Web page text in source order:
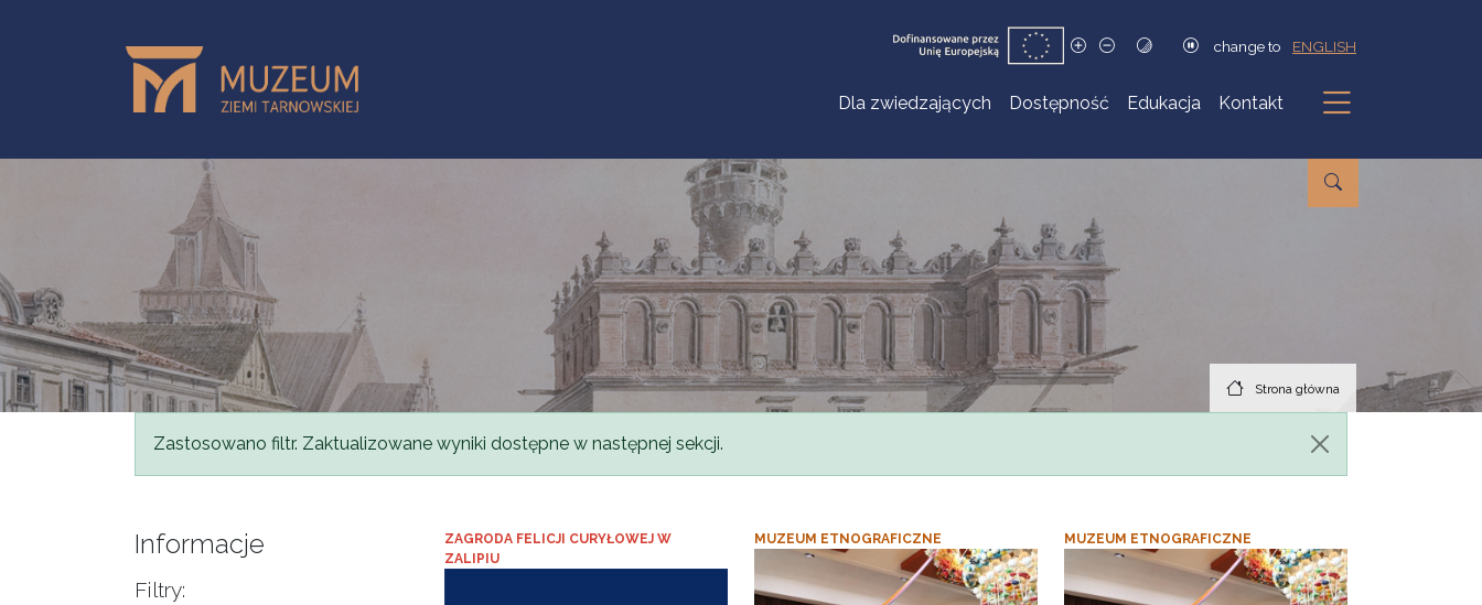
change to ENGLISH
Dla zwiedzających Dostępność Edukacja Kontakt
Podmenu
Strona główna
Komunikat
Zastosowano filtr. Zaktualizowane wyniki dostępne w następnej sekcji.
Informacje
Filtry:
ZAGRODA FELICJI CURYŁOWEJ W
ZALIPIU
MUZEUM ETNOGRAFICZNE MUZEUM ETNOGRAFICZNE